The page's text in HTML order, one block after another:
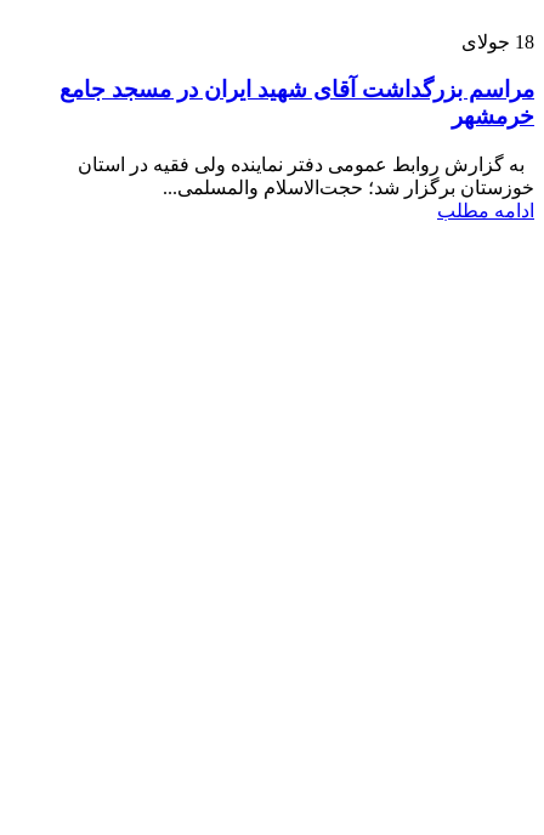
18 جولای
مراسم بزرگداشت آقای شهید ایران در مسجد جامع
خرمشهر
به گزارش روابط عمومی دفتر نماینده ولی فقیه در استان
خوزستان برگزار شد؛ حجت‌الاسلام والمسلمی...
ادامه مطلب